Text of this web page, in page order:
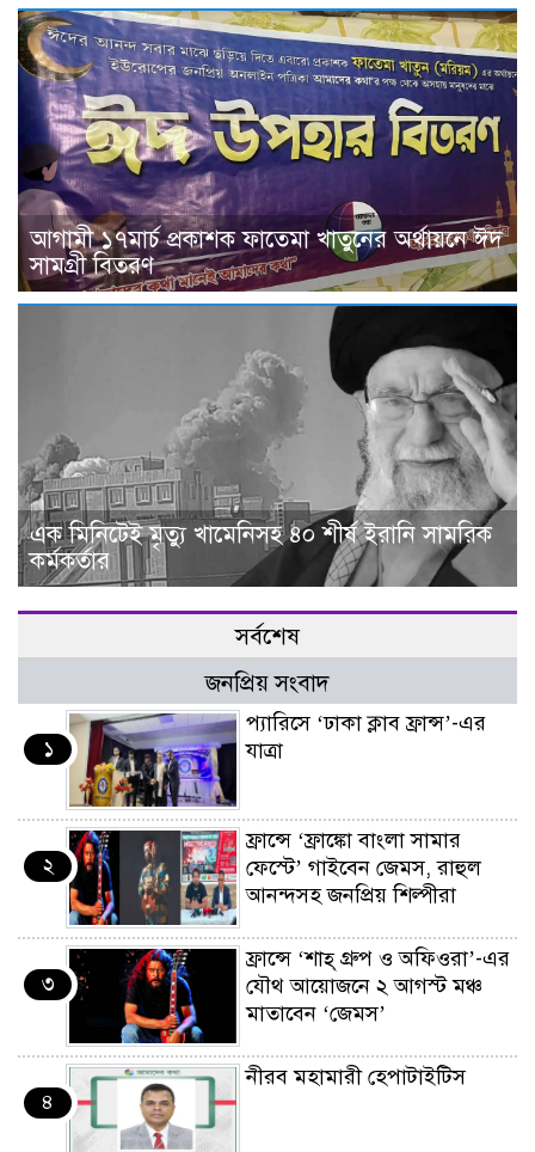
আগামী ১৭মার্চ প্রকাশক ফাতেমা খাতুনের অর্থায়নে ঈদ
সামগ্রী বিতরণ
এক মিনিটেই মৃত্যু খামেনিসহ ৪০ শীর্ষ ইরানি সামরিক
কর্মকর্তার
সর্বশেষ
জনপ্রিয় সংবাদ
১
প্যারিসে ‘ঢাকা ক্লাব ফ্রান্স’-এর
যাত্রা
২
ফ্রান্সে ‘ফ্রাঙ্কো বাংলা সামার
ফেস্টে’ গাইবেন জেমস, রাহুল
আনন্দসহ জনপ্রিয় শিল্পীরা
৩
ফ্রান্সে ‘শাহ্ গ্রুপ ও অফিওরা’-এর
যৌথ আয়োজনে ২ আগস্ট মঞ্চ
মাতাবেন ‘জেমস’
৪
নীরব মহামারী হেপাটাইটিস